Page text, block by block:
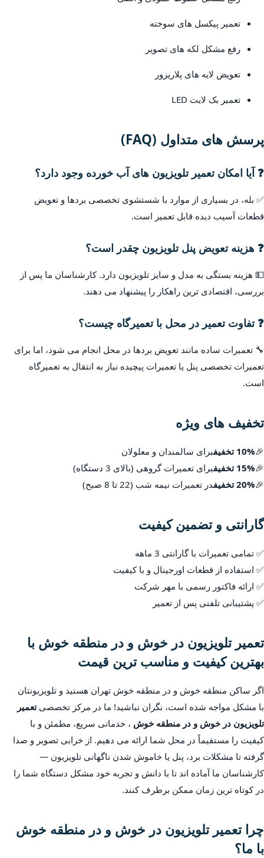
تعمیر پیکسل های سوخته
رفع مشکل لکه های تصویر
تعویض لایه های پلاریزور
تعمیر بک لایت LED
پرسش های متداول (FAQ)
❓ آیا امکان تعمیر تلویزیون های آب خورده وجود دارد؟
✅ بله، در بسیاری از موارد با شستشوی تخصصی بردها و تعویض
قطعات آسیب دیده قابل تعمیر است.
❓ هزینه تعویض پنل تلویزیون چقدر است؟
💵 هزینه بستگی به مدل و سایز تلویزیون دارد. کارشناسان ما پس از
بررسی، اقتصادی ترین راهکار را پیشنهاد می دهند.
❓ تفاوت تعمیر در محل با تعمیرگاه چیست؟
🔧 تعمیرات ساده مانند تعویض بردها در محل انجام می شود، اما برای
تعمیرات تخصصی پنل یا تعمیرات پیچیده نیاز به انتقال به تعمیرگاه
است.
تخفیف های ویژه
🎉10% تخفیف
برای سالمندان و معلولان
🎉15% تخفیف
برای تعمیرات گروهی (بالای 3 دستگاه)
🎉20% تخفیف در تعمیرات نیمه شب (22 تا 8 صبح)
گارانتی و تضمین کیفیت
✅ تمامی تعمیرات با گارانتی 3 ماهه
✅ استفاده از قطعات اورجینال و با کیفیت
✅ ارائه فاکتور رسمی با مهر شرکت
✅ پشتیبانی تلفنی پس از تعمیر
تعمیر تلویزیون در خوش و در منطقه خوش با
بهترین کیفیت و مناسب ترین قیمت
اگر ساکن منطقه خوش و در منطقه خوش تهران هستید و تلویزیونتان
با مشکل مواجه شده است، نگران نباشید! ما در مرکز تخصصیتعمیر
تلویزیون در خوش و در منطقه خوش ، خدماتی سریع، مطمئن و با
کیفیت را مستقیماً در محل شما ارائه می دهیم. از خرابی تصویر و صدا
گرفته تا مشکلات برد، پنل یا خاموش شدن ناگهانی تلویزیون —
کارشناسان ما آماده اند تا با دانش و تجربه خود مشکل دستگاه شما را
در کوتاه ترین زمان ممکن برطرف کنند.
چرا تعمیر تلویزیون در خوش و در منطقه خوش
با ما؟